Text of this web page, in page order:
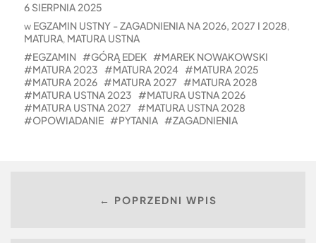
6 SIERPNIA 2025
w EGZAMIN USTNY - ZAGADNIENIA NA 2026, 2027 I 2028,
MATURA, MATURA USTNA
EGZAMIN
GÓRĄ EDEK
MAREK NOWAKOWSKI
MATURA 2023
MATURA 2024
MATURA 2025
MATURA 2026
MATURA 2027
MATURA 2028
MATURA USTNA 2023
MATURA USTNA 2026
MATURA USTNA 2027
MATURA USTNA 2028
OPOWIADANIE
PYTANIA ZAGADNIENIA
← POPRZEDNI WPIS